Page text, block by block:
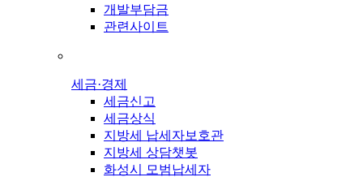
개발부담금
관련사이트
세금·경제
세금신고
세금상식
지방세 납세자보호관
지방세 상담챗봇
화성시 모범납세자